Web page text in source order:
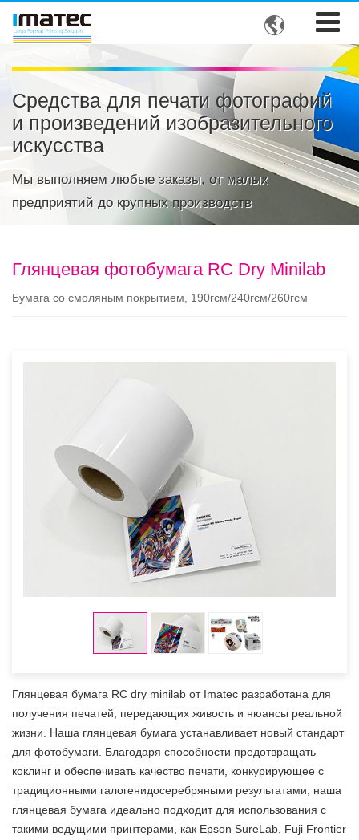

Средства для печати фотографий
и произведений изобразительного
искусства
Мы выполняем любые заказы, от малых
предприятий до крупных производств
Глянцевая фотобумага RC Dry Minilab
Бумага со смоляным покрытием, 190гсм/240гсм/260гсм
Глянцевая бумага RC dry minilab от Imatec разработана для
получения печатей, передающих живость и нюансы реальной
жизни. Наша глянцевая бумага устанавливает новый стандарт
для фотобумаги. Благодаря способности предотвращать
коклинг и обеспечивать качество печати, конкурирующее с
традиционными галогенидосеребряными результатами, наша
глянцевая бумага идеально подходит для использования с
такими ведущими принтерами, как Epson SureLab, Fuji Frontier